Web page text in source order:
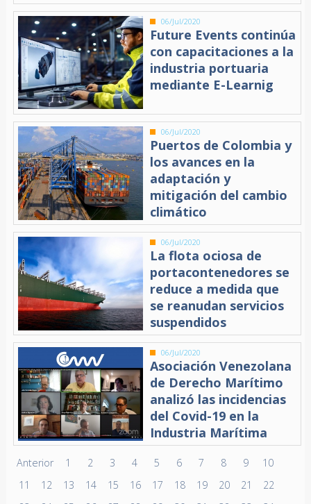
06/Jul/2020
Future Events continúa
con capacitaciones a la
industria portuaria
mediante E-Learnig
06/Jul/2020
Puertos de Colombia y
los avances en la
adaptación y
mitigación del cambio
climático
06/Jul/2020
La flota ociosa de
portacontenedores se
reduce a medida que
se reanudan servicios
suspendidos
06/Jul/2020
Asociación Venezolana
de Derecho Marítimo
analizó las incidencias
del Covid-19 en la
Industria Marítima
Anterior 1 2 3 4 5 6 7 8 9
10
11
12 13 14 15 16 17 18 19 20 21
22